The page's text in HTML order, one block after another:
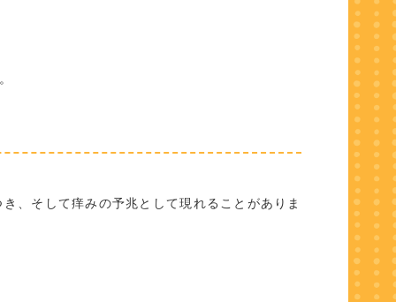
、そして痒みの予兆として現れることがありま